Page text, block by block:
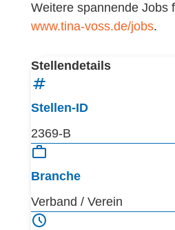
Weitere spannende Jobs
www.tina-voss.de/jobs.
Stellendetails
Stellen-ID
2369-B
Branche
Verband / Verein